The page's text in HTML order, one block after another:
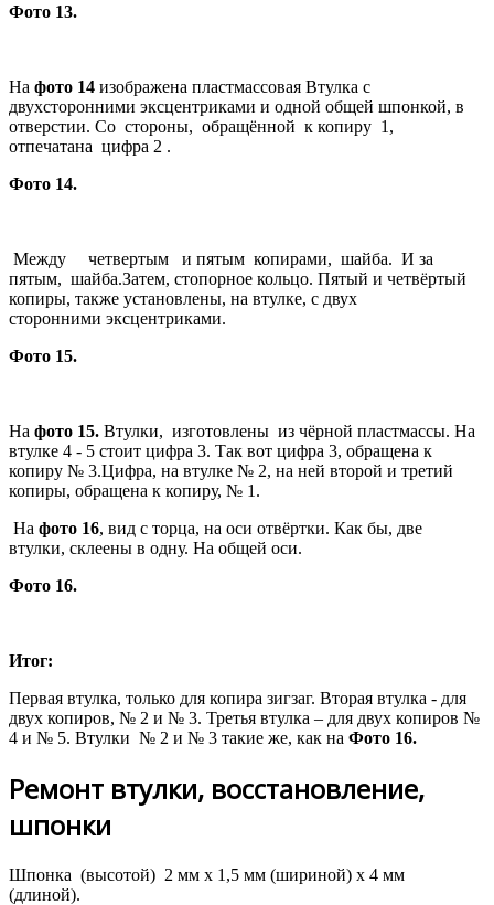
Фото 13.
На фото 14 изображена пластмассовая Втулка с
двухсторонними эксцентриками и одной общей шпонкой, в
отверстии. Со стороны, обращённой к копиру 1,
отпечатана цифра 2 .
Фото 14.
Между четвертым и пятым копирами, шайба. И за
пятым, шайба.Затем, стопорное кольцо. Пятый и четвёртый
копиры, также установлены, на втулке, с двух
сторонними эксцентриками.
Фото 15.
На фото 15. Втулки, изготовлены из чёрной пластмассы. На
втулке 4 - 5 стоит цифра 3. Так вот цифра 3, обращена к
копиру № 3.Цифра, на втулке № 2, на ней второй и третий
копиры, обращена к копиру, № 1.
На фото 16, вид с торца, на оси отвёртки. Как бы, две
втулки, склеены в одну. На общей оси.
Фото 16.
Итог:
Первая втулка, только для копира зигзаг. Вторая втулка - для
двух копиров, № 2 и № 3. Третья втулка – для двух копиров №
4 и № 5. Втулки № 2 и № 3 такие же, как на Фото 16.
Ремонт втулки, восстановление,
шпонки
Шпонка (высотой) 2 мм х 1,5 мм (шириной) х 4 мм
(длиной).